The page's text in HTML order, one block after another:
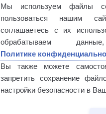
Мы используем файлы
пользоваться нашим
соглашаетесь с их
обрабатываем
Политике
Вы также можете
запретить сохранение
настройки безопасности в